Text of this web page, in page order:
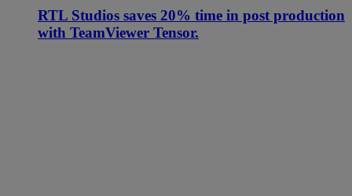
RTL Studios saves 20% time in post production
with TeamViewer Tensor.